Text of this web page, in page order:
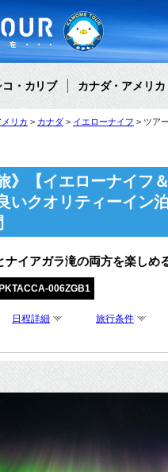
コ・カリブ カナダ・アメリカ
リカ カナダ イエローナイフ ツア
》【イエローナイ
いクオリティーイン
ナイアガラ滝の両方を楽し
PKTACCA-006ZGB1
日程詳細 旅行条件